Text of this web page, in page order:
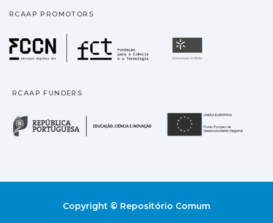
RCAAP PROMOTORS
Fundação para a
RCAAP FUNDERS
República Portuguesa
Copyright © Repositório Comum